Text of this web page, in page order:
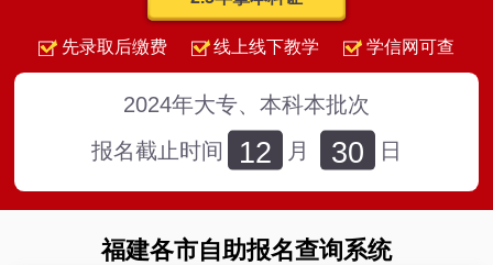
先录取后缴费 线上线下教学 学信网可查
2024年大专、本科本批次
报名截止时间
12 月 30 日
福建各市自助报名查询系统